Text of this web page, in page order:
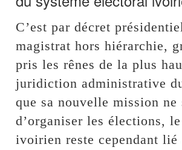
C’est par décret
magistrat hors hiérarchie,
pris les rênes de la plus
juridiction administrative
que sa nouvelle mission ne
d’organiser les élections,
ivoirien reste cependant lié